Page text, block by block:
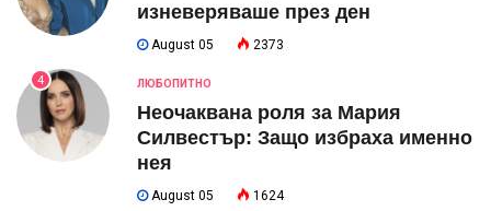
изневеряваше през ден
August 05 2373
4 ЛЮБОПИТНО
Неочаквана роля за Мария
Силвестър: Защо избраха именно
нея
August 05 1624